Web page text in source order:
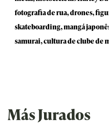
fotografia de rua, drones,
skateboarding, mangá
samurai, cultura de clube de
Más Jurados